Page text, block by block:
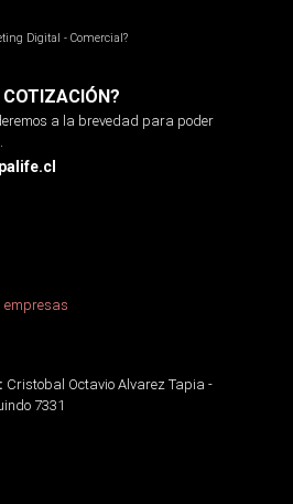
Digital - Comercial?
a la brevedad para poder
empresas
Cristobal Octavio Alvarez Tapia -
7331